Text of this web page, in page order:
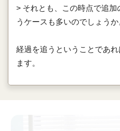
> それとも、この時点で追
うケースも多いのでしょうか
経過を追うということであ
ます。